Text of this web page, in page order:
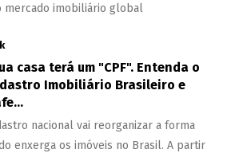
mercado imobiliário global
casa terá um "CPF". Entenda o
Imobiliário Brasileiro e
nacional vai reorganizar a forma
enxerga os imóveis no Brasil. A partir